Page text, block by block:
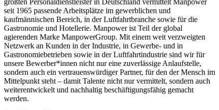
seit 1965 passende Arbeits­plätze im gewerblichen und
kaufmännischen Bereich, in der Luftfahrt­branche sowie für die
Gastronomie und Hotellerie. Manpower ist Teil der global
agierenden Marke ManpowerGroup. Mit einem weit verzweigten
Netzwerk an Kunden in der Industrie, in Gewerbe- und in
Gastronomie­betrieben sowie in der Luftfahrt­industrie sind wir für
unsere Bewerber­*innen nicht nur eine zuverlässige Anlauf­stelle,
sondern auch ein vertrauens­würdiger Partner, für den der Mensch im
Mittelpunkt steht – damit Talente nicht nur vermittelt, sondern auch
weiter­entwickelt und nachhaltig beschäftigungs­fähig gemacht
werden.